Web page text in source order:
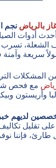
بالرياض نجم
أحدث أدوات
تسرب
سريعة
المشكلات
مع فحص
وأريستون
لديهم
على تقليل
فإننا